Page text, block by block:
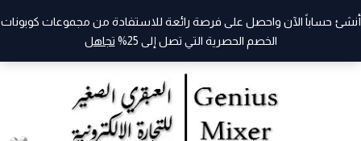
أنشئ حساباً الآن واحصل على فرصة رائعة للاستفادة من مجموعات كوبونات
الخصم الحصرية التي تصل إلى 25%
تجاهل